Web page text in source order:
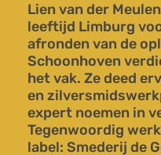
Lien van der
leeftijd Limburg
afronden van de
Schoonhoven
het vak. Ze deed
en
expert noemen in
Tegenwoordig
label: Smederij de